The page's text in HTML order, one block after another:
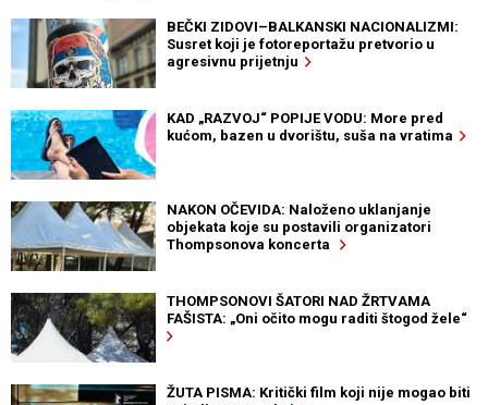
BEČKI ZIDOVI–BALKANSKI NACIONALIZMI:
Susret koji je fotoreportažu pretvorio u
agresivnu prijetnju
KAD „RAZVOJ“ POPIJE VODU: More pred
kućom, bazen u dvorištu, suša na vratima
NAKON OČEVIDA: Naloženo uklanjanje
objekata koje su postavili organizatori
Thompsonova koncerta
THOMPSONOVI ŠATORI NAD ŽRTVAMA
FAŠISTA: „Oni očito mogu raditi štogod žele“
ŽUTA PISMA: Kritički film koji nije mogao biti